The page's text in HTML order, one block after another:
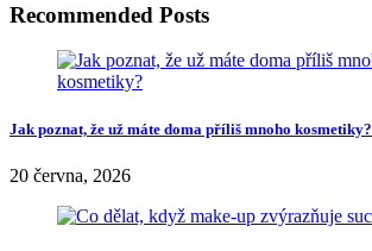
Recommended Posts
Jak poznat, že už máte doma příliš mnoho kosmetiky?
20 června, 2026